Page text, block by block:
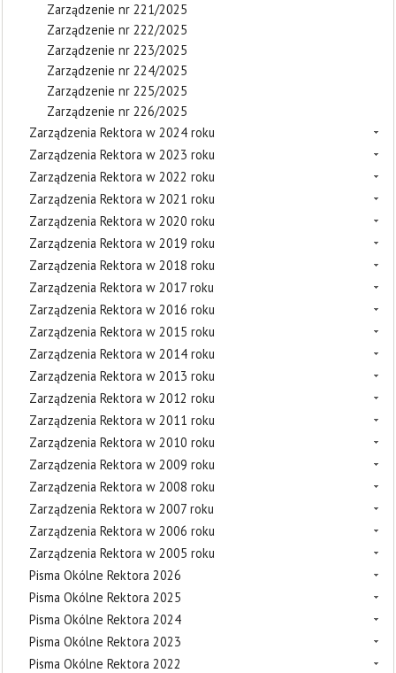
Zarządzenie nr 221/2025
Zarządzenie nr 222/2025
Zarządzenie nr 223/2025
Zarządzenie nr 224/2025
Zarządzenie nr 225/2025
Zarządzenie nr 226/2025
Zarządzenia Rektora w 2024 roku
Zarządzenia Rektora w 2023 roku
Zarządzenia Rektora w 2022 roku
Zarządzenia Rektora w 2021 roku
Zarządzenia Rektora w 2020 roku
Zarządzenia Rektora w 2019 roku
Zarządzenia Rektora w 2018 roku
Zarządzenia Rektora w 2017 roku
Zarządzenia Rektora w 2016 roku
Zarządzenia Rektora w 2015 roku
Zarządzenia Rektora w 2014 roku
Zarządzenia Rektora w 2013 roku
Zarządzenia Rektora w 2012 roku
Zarządzenia Rektora w 2011 roku
Zarządzenia Rektora w 2010 roku
Zarządzenia Rektora w 2009 roku
Zarządzenia Rektora w 2008 roku
Zarządzenia Rektora w 2007 roku
Zarządzenia Rektora w 2006 roku
Zarządzenia Rektora w 2005 roku
Pisma Okólne Rektora 2026
Pisma Okólne Rektora 2025
Pisma Okólne Rektora 2024
Pisma Okólne Rektora 2023
Pisma Okólne Rektora 2022